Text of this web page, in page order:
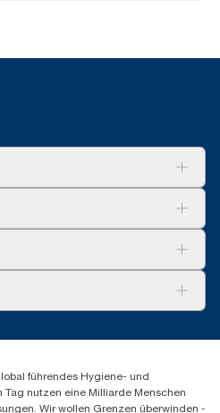
GmbHführendes Hygiene- und
nutzen eine Milliarde Menschen
Wir wollen Grenzen überwinden -